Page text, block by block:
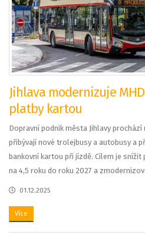
Jihlava modernizuje
platby kartou
Dopravní podnik města Jihlavy
přibývají nové trolejbusy a autobusy a
bankovní kartou při jízdě. Cílem je
na 4,5 roku do roku 2027 a
01.12.2025
Více